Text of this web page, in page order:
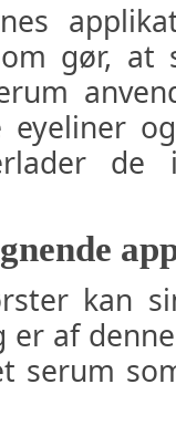
gør, at
eyeliner
kan
af
serum